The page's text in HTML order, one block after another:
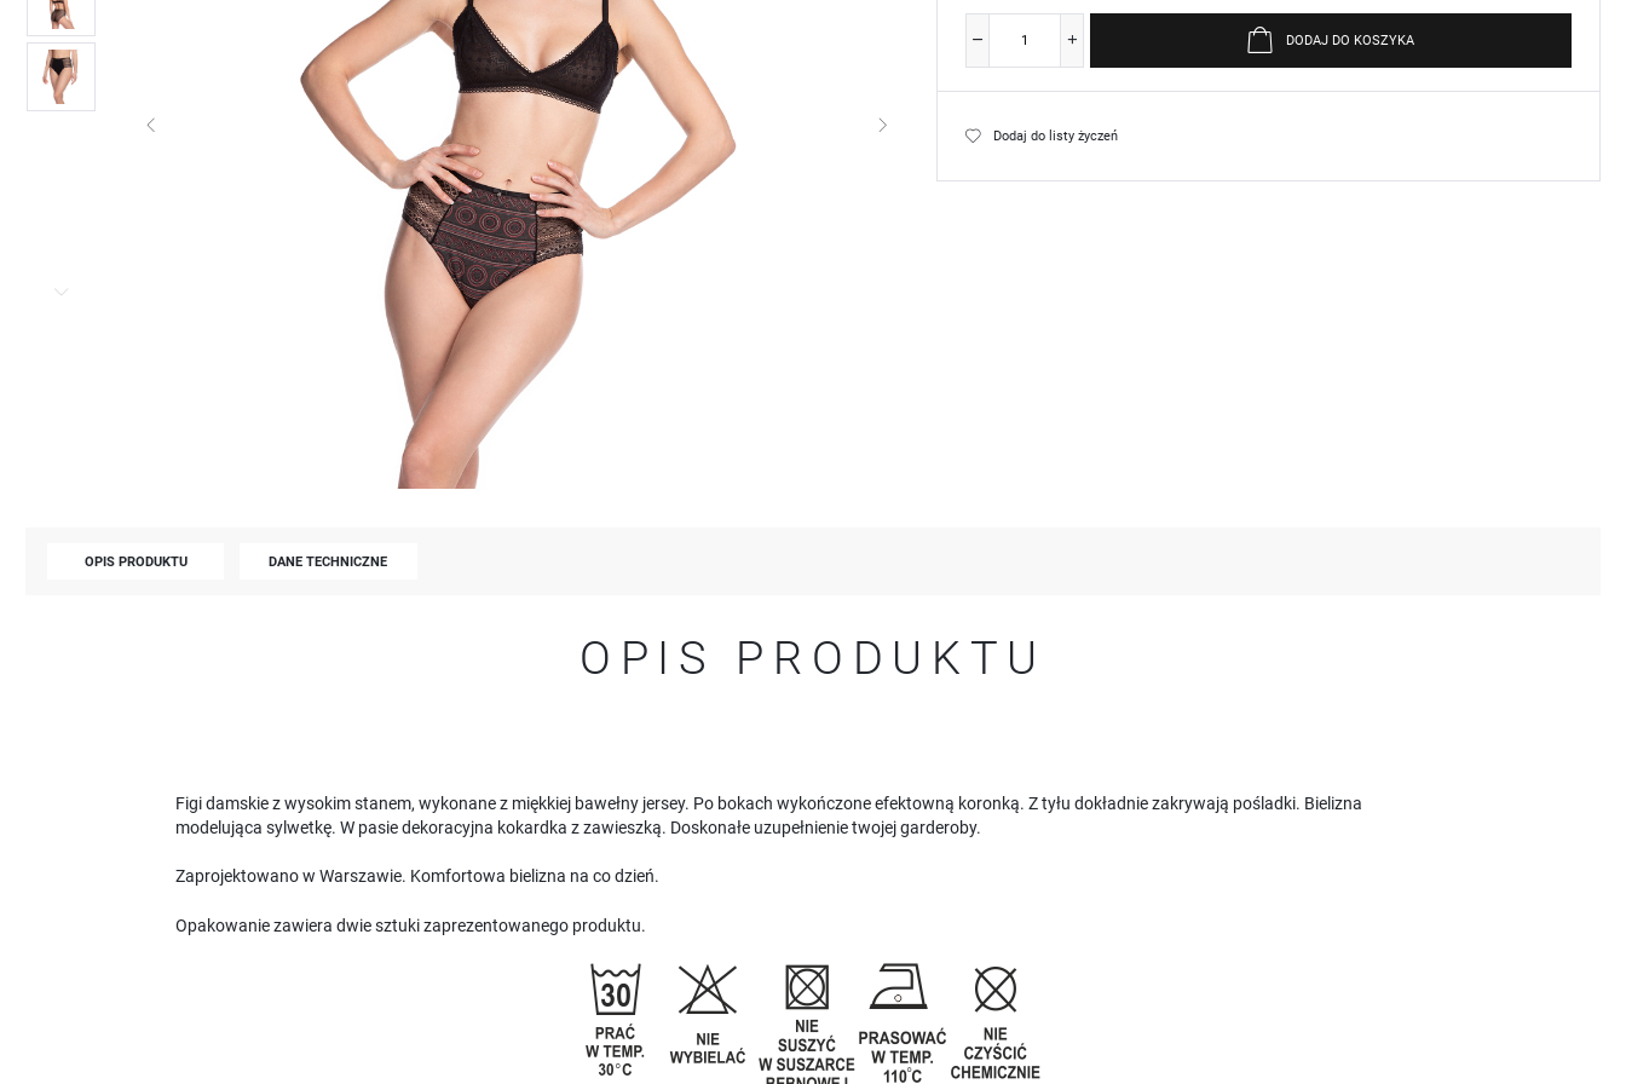
DODAJ DO KOSZYKA
Dodaj do listy życzeń
OPIS PRODUKTU DANE TECHNICZNE
OPIS PRODUKTU
Figi damskie z wysokim stanem, wykonane z miękkiej bawełny jersey. Po bokach wykończone efektowną koronką. Z tyłu dokładnie zakrywają pośladki. Bielizna
modelująca sylwetkę. W pasie dekoracyjna kokardka z zawieszką. Doskonałe uzupełnienie twojej garderoby.
Zaprojektowano w Warszawie. Komfortowa bielizna na co dzień.
Opakowanie zawiera dwie sztuki zaprezentowanego produktu.
USTAWIENIA
Szanujemy Twoją prywatność. Możesz zmienić ustawienia cookies lub zaakceptować je
wszystkie. W dowolnym momencie możesz dokonać zmiany swoich ustawień.
USTAWIENIA REGIONALNE